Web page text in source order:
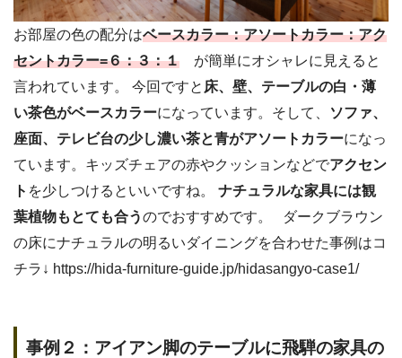
お部屋の色の配分はベースカラー：アソートカラー：アク
セントカラー=６：３：１
が簡単にオシャレに見えると
言われています。 今回ですと 床、壁、テーブルの白・薄
い茶色がベースカラーになっています。そして、
ソファ、
座面、テレビ台の少し濃い茶と青がアソートカラーになっ
ています。キッズチェアの赤やクッションなどでアクセン
ト を少しつけるといいですね。 ナチュラルな家具には観
葉植物もとても合うのでおすすめです。 ダークブラウン
の床にナチュラルの明るいダイニングを合わせた事例はコ
チラ↓ https://hida-furniture-guide.jp/hidasangyo-case1/
事例２：アイアン脚のテーブルに飛騨の家具の